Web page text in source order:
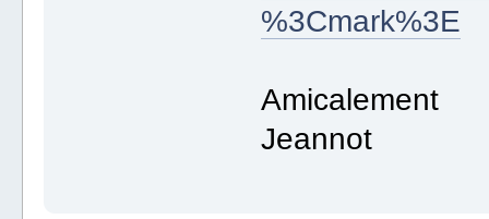
%3Cmark%3E
Amicalement
Jeannot